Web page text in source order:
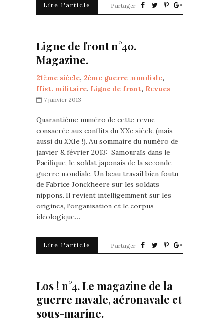
Lire l'article Partager
Ligne de front n°40.
Magazine.
21ème siècle, 2ème guerre mondiale,
Hist. militaire, Ligne de front, Revues
7 janvier 2013
Quarantième numéro de cette revue
consacrée aux conflits du XXe siècle (mais
aussi du XXIe !). Au sommaire du numéro de
janvier & février 2013: Samouraïs dans le
Pacifique, le soldat japonais de la seconde
guerre mondiale. Un beau travail bien foutu
de Fabrice Jonckheere sur les soldats
nippons. Il revient intelligemment sur les
origines, l’organisation et le corpus
idéologique…
Lire l'article Partager
Los ! n°4. Le magazine de la
guerre navale, aéronavale et
sous-marine.